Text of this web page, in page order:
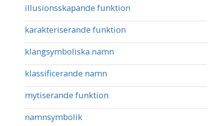
illusionsskapande funktion
karakteriserande funktion
klangsymboliska namn
klassificerande namn
mytiserande funktion
namnsymbolik